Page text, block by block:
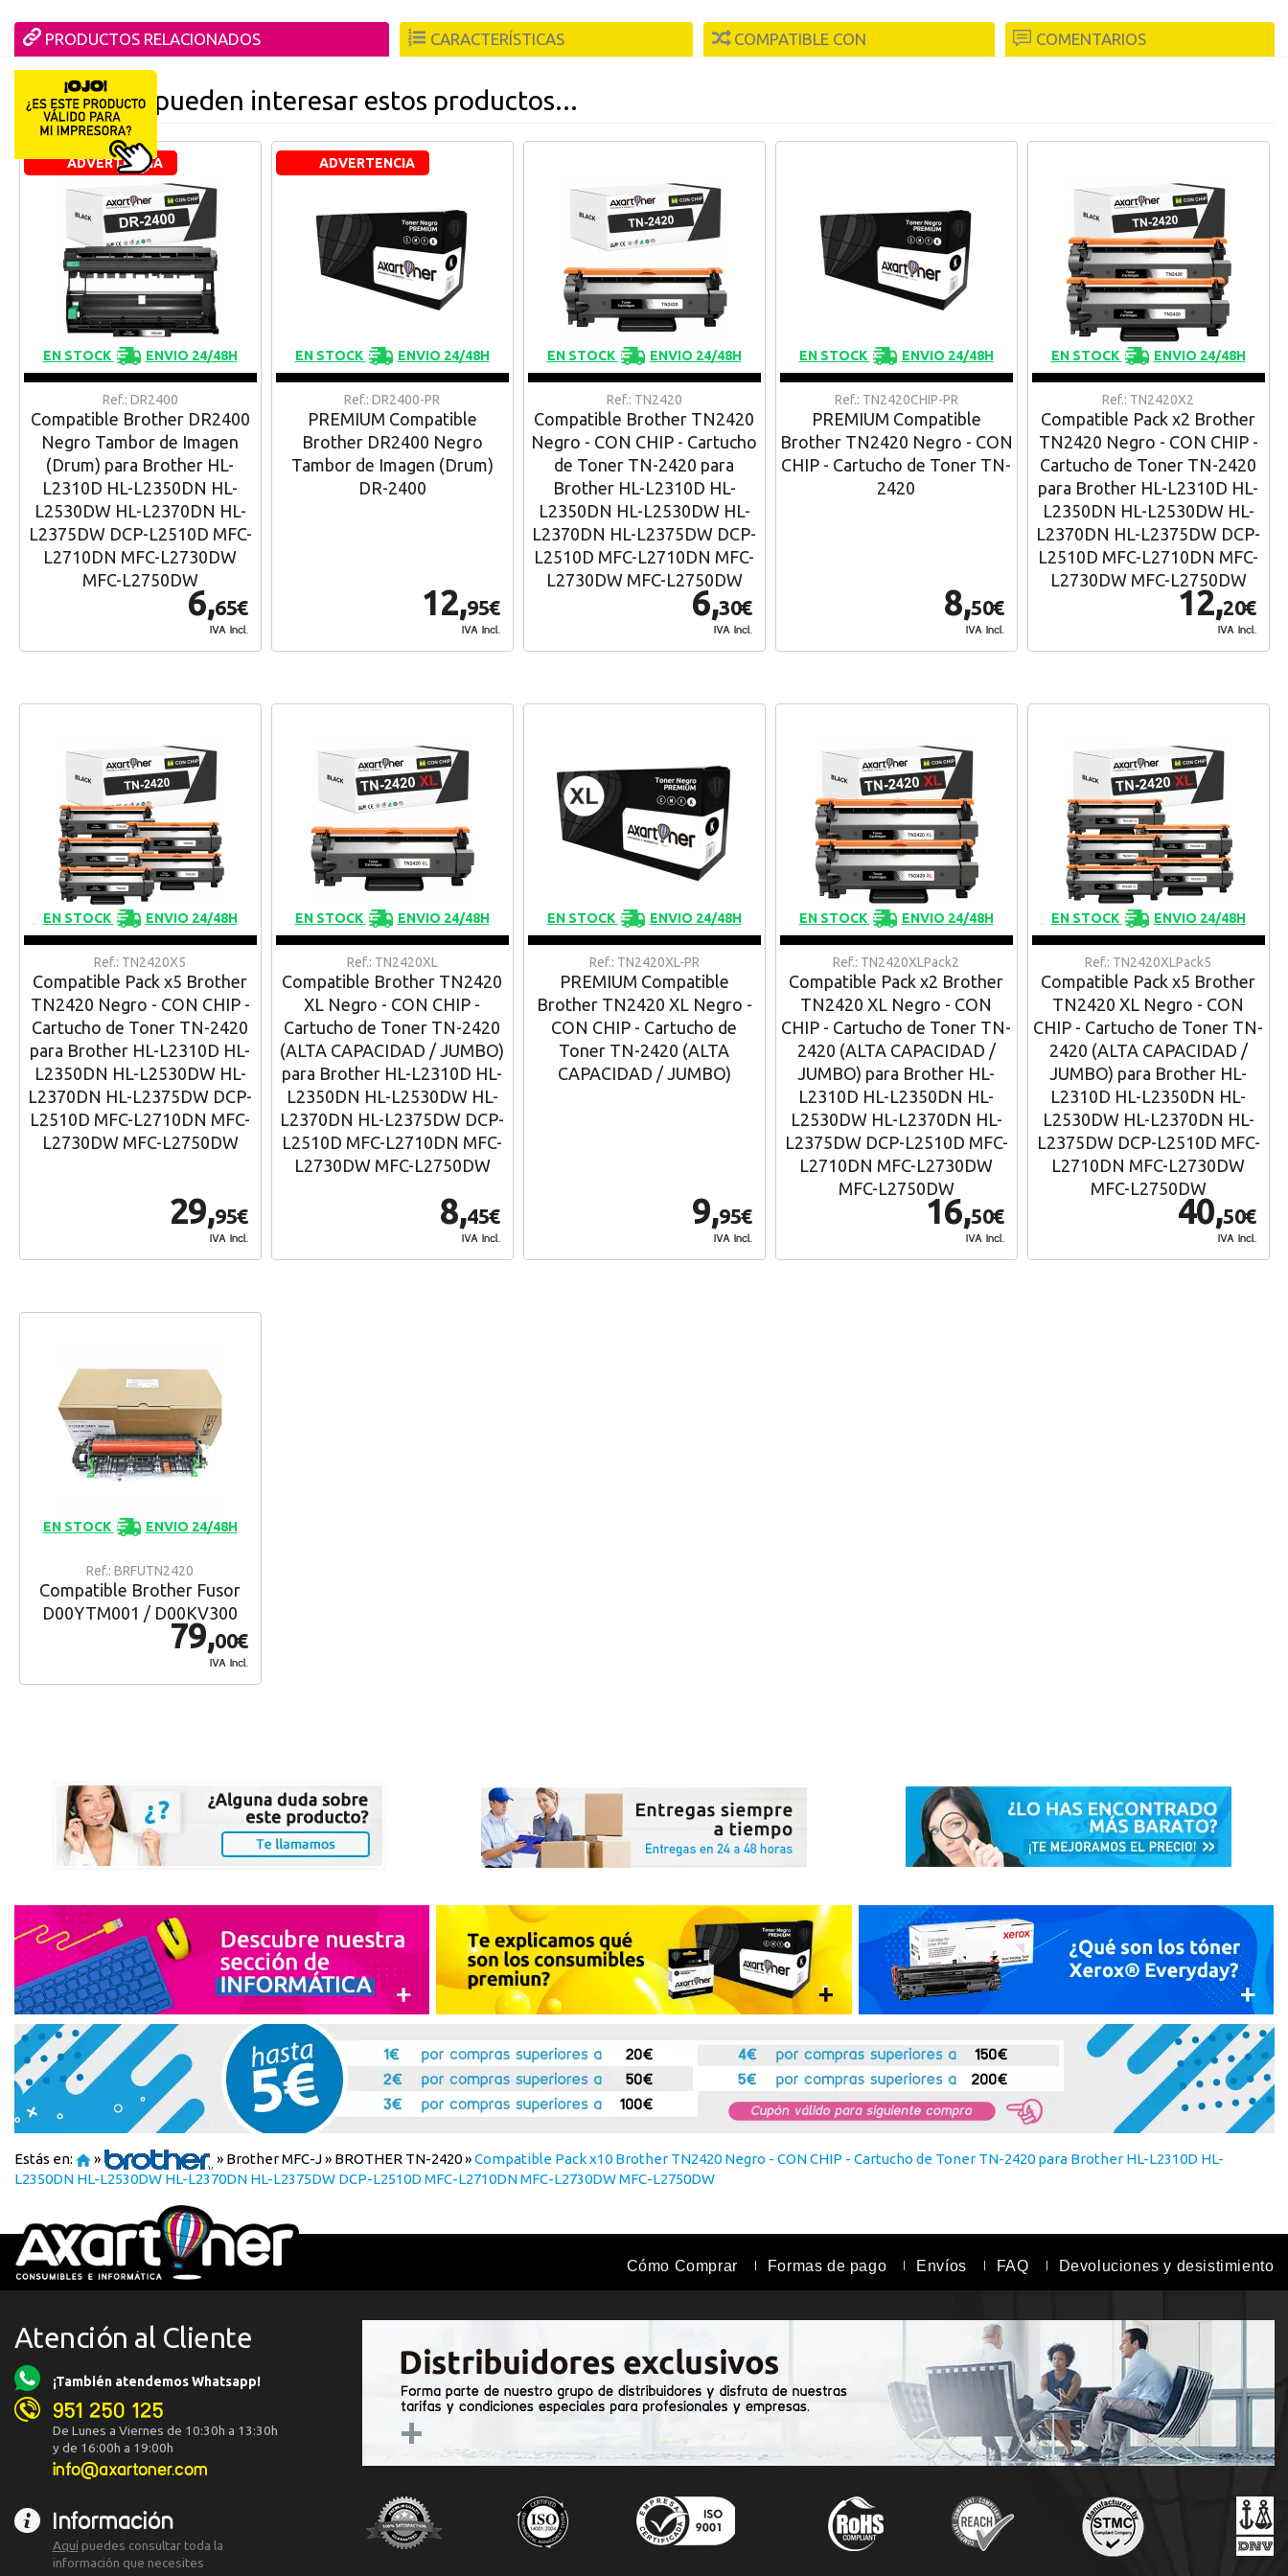
PRODUCTOS RELACIONADOS CARACTERÍSTICAS COMPATIBLE CON COMENTARIOS
También te pueden interesar estos productos...
EN STOCK ENVIO 24/48H
Ref.: DR2400
Compatible Brother DR2400
Negro Tambor de Imagen
(Drum) para Brother HL-
L2310D HL-L2350DN HL-
L2530DW HL-L2370DN HL-
L2375DW DCP-L2510D MFC-
L2710DN MFC-L2730DW
MFC-L2750DW
ADVERTENCIA
6,65€
IVA Incl.
EN STOCK ENVIO 24/48H
Ref.: DR2400-PR
PREMIUM Compatible
Brother DR2400 Negro
Tambor de Imagen (Drum)
DR-2400
ADVERTENCIA
12,95€
IVA Incl.
EN STOCK ENVIO 24/48H
Ref.: TN2420
Compatible Brother TN2420
Negro - CON CHIP - Cartucho
de Toner TN-2420 para
Brother HL-L2310D HL-
L2350DN HL-L2530DW HL-
L2370DN HL-L2375DW DCP-
L2510D MFC-L2710DN MFC-
L2730DW MFC-L2750DW
6,30€
IVA Incl.
EN STOCK ENVIO 24/48H
Ref.: TN2420CHIP-PR
PREMIUM Compatible
Brother TN2420 Negro - CON
CHIP - Cartucho de Toner TN-
2420
8,50€
IVA Incl.
EN STOCK ENVIO 24/48H
Ref.: TN2420X2
Compatible Pack x2 Brother
TN2420 Negro - CON CHIP -
Cartucho de Toner TN-2420
para Brother HL-L2310D HL-
L2350DN HL-L2530DW HL-
L2370DN HL-L2375DW DCP-
L2510D MFC-L2710DN MFC-
L2730DW MFC-L2750DW
12,20€
IVA Incl.
EN STOCK ENVIO 24/48H
Ref.: TN2420X5
Compatible Pack x5 Brother
TN2420 Negro - CON CHIP -
Cartucho de Toner TN-2420
para Brother HL-L2310D HL-
L2350DN HL-L2530DW HL-
L2370DN HL-L2375DW DCP-
L2510D MFC-L2710DN MFC-
L2730DW MFC-L2750DW
29,95€
IVA Incl.
EN STOCK ENVIO 24/48H
Ref.: TN2420XL
Compatible Brother TN2420
XL Negro - CON CHIP -
Cartucho de Toner TN-2420
(ALTA CAPACIDAD / JUMBO)
para Brother HL-L2310D HL-
L2350DN HL-L2530DW HL-
L2370DN HL-L2375DW DCP-
L2510D MFC-L2710DN MFC-
L2730DW MFC-L2750DW
8,45€
IVA Incl.
EN STOCK ENVIO 24/48H
Ref.: TN2420XL-PR
PREMIUM Compatible
Brother TN2420 XL Negro -
CON CHIP - Cartucho de
Toner TN-2420 (ALTA
CAPACIDAD / JUMBO)
9,95€
IVA Incl.
EN STOCK ENVIO 24/48H
Ref.: TN2420XLPack2
Compatible Pack x2 Brother
TN2420 XL Negro - CON
CHIP - Cartucho de Toner TN-
2420 (ALTA CAPACIDAD /
JUMBO) para Brother HL-
L2310D HL-L2350DN HL-
L2530DW HL-L2370DN HL-
L2375DW DCP-L2510D MFC-
L2710DN MFC-L2730DW
MFC-L2750DW
16,50€
IVA Incl.
EN STOCK ENVIO 24/48H
Ref.: TN2420XLPack5
Compatible Pack x5 Brother
TN2420 XL Negro - CON
CHIP - Cartucho de Toner TN-
2420 (ALTA CAPACIDAD /
JUMBO) para Brother HL-
L2310D HL-L2350DN HL-
L2530DW HL-L2370DN HL-
L2375DW DCP-L2510D MFC-
L2710DN MFC-L2730DW
MFC-L2750DW
40,50€
IVA Incl.
EN STOCK ENVIO 24/48H
Ref.: BRFUTN2420
Compatible Brother Fusor
D00YTM001 / D00KV300
79,00€
IVA Incl.
Estás en: » » Brother MFC-J» BROTHER TN-2420»Compatible Pack x10 Brother TN2420 Negro - CON CHIP - Cartucho de Toner TN-2420 para Brother HL-L2310D HL-
L2350DN HL-L2530DW HL-L2370DN HL-L2375DW DCP-L2510D MFC-L2710DN MFC-L2730DW MFC-L2750DW
Cómo Comprar Formas de pago Envíos FAQ Devoluciones y desistimiento
Atención al Cliente
¡También atendemos Whatsapp!
951 250 125
De Lunes a Viernes de 10:30h a 13:30h
y de 16:00h a 19:00h
info@axartoner.com
Información
Aquípuedes consultar toda la
información que necesites